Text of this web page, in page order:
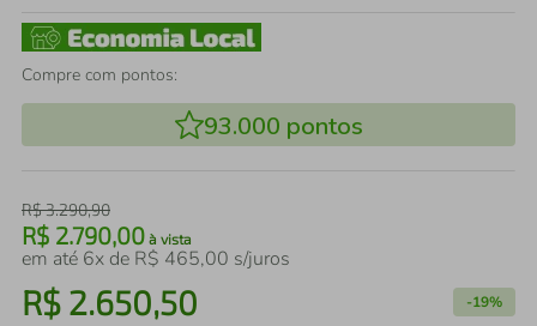
Compre com pontos:
93.000 pontos
R$3.290,90
R$ 2.790,00 à vista
em até 6x de R$ 465,00 s/juros
R$ 2.650,50 -19%